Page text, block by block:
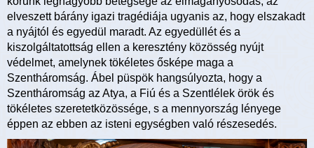
elveszett bárány igazi tragédiája ugyanis az, hogy elszakadt
a nyájtól és egyedül maradt. Az egyedüllét és a
kiszolgáltatottság ellen a keresztény közösség nyújt
védelmet, amelynek tökéletes ősképe maga a
Szentháromság. Ábel püspök hangsúlyozta, hogy a
Szentháromság az Atya, a Fiú és a Szentlélek örök és
tökéletes szeretetközössége, s a mennyország lényege
éppen az ebben az isteni egységben való részesedés.